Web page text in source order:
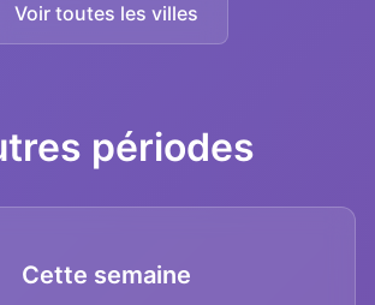
Voir toutes les villes
périodes
Cette semaine